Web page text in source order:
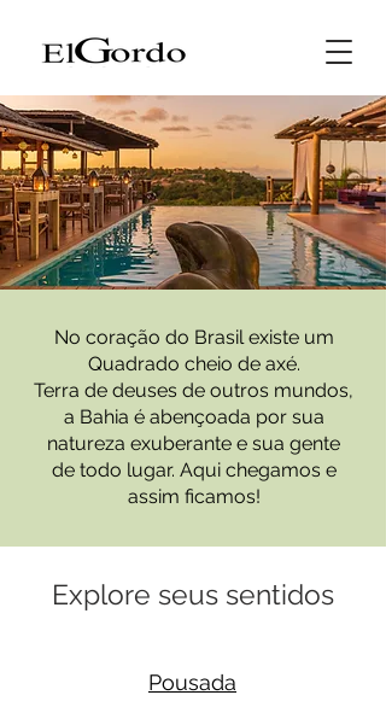
No coração do Brasil existe um
Quadrado cheio de axé.
Terra de deuses de outros mundos,
a Bahia é abençoada por sua
natureza exuberante e sua gente
de todo lugar. Aqui chegamos e
assim ficamos!
Explore seus sentidos
Pousada